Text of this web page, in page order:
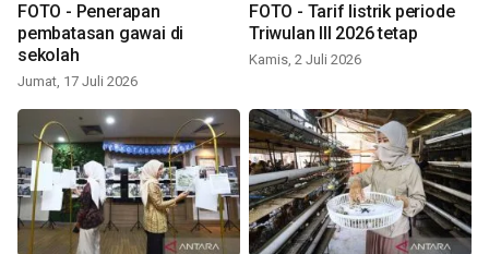
FOTO - Penerapan
pembatasan gawai di
sekolah
Jumat, 17 Juli 2026
FOTO - Tarif listrik periode
Triwulan III 2026 tetap
Kamis, 2 Juli 2026